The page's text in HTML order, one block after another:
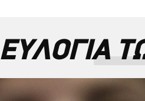
ΕΥΛΟΓΙΑ